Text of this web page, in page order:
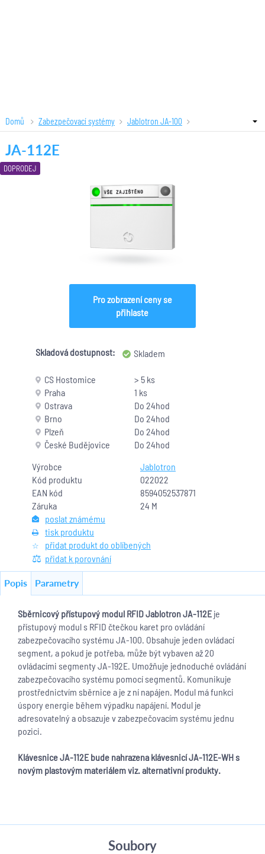
Domů Zabezpečovací systémy Jablotron JA-100
DOPRODEJ
JA-112E
Výrobce
Jablotron
Kód produktu
022022
EAN kód
8594052537871
Záruka
24 M
poslat známému
tisk produktu
přidat produkt do oblíbených
přidat k porovnání
Pro zobrazení ceny se
přihlaste
Skladová dostupnost: Skladem
CS Hostomice
> 5 ks
Praha
1 ks
Ostrava
Do 24hod
Brno
Do 24hod
Plzeň
Do 24hod
České Budějovice
Do 24hod
Popis Parametry
Sběrnicový přístupový modul RFID Jablotron JA-112E je
přístupový modul s RFID čtečkou karet pro ovládání
zabezpečovacího systému JA-100. Obsahuje jeden ovládací
segment, a pokud je potřeba, může být vybaven až 20
ovládacími segmenty JA-192E. Umožňuje jednoduché ovládání
zabezpečovacího systému pomocí segmentů. Komunikuje
prostřednictvím sběrnice a je z ní napájen. Modul má funkci
úspory energie během výpadku napájení. Modul je
adresovatelný a obsazuje v zabezpečovacím systému jednu
pozici.
Klávesnice JA-112E bude nahrazena klávesnicí JA-112E-WH s
novým plastovým materiálem viz. alternativní produkty.
Soubory